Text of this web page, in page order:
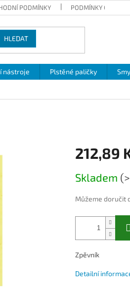
PODMÍNKY PODMÍNKY
HLEDAT
nástroje Plstěné paličky
212,89
cena:
Skladem
Můžeme doručit
Zpěvník
Detailní